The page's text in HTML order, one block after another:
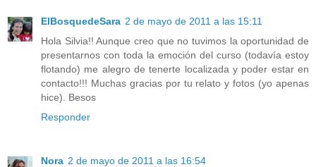
ElBosquedeSara 2 de mayo de 2011 a las 15:11
Hola Silvia!! Aunque creo que no tuvimos la oportunidad de
presentarnos con toda la emoción del curso (todavía estoy
flotando) me alegro de tenerte localizada y poder estar en
contacto!!! Muchas gracias por tu relato y fotos (yo apenas
hice). Besos
Responder
Nora 2 de mayo de 2011 a las 16:54